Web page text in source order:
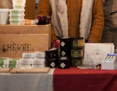
Ditt besøk